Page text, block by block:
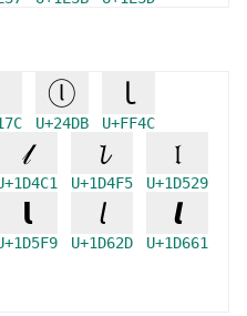
ⓛ
U+24DB
ｌ
U+FF4C
𝓁 𝓵
U+1D4F5
𝔩
U+1D529
𝗹 𝘭
U+1D62D
𝙡
U+1D661